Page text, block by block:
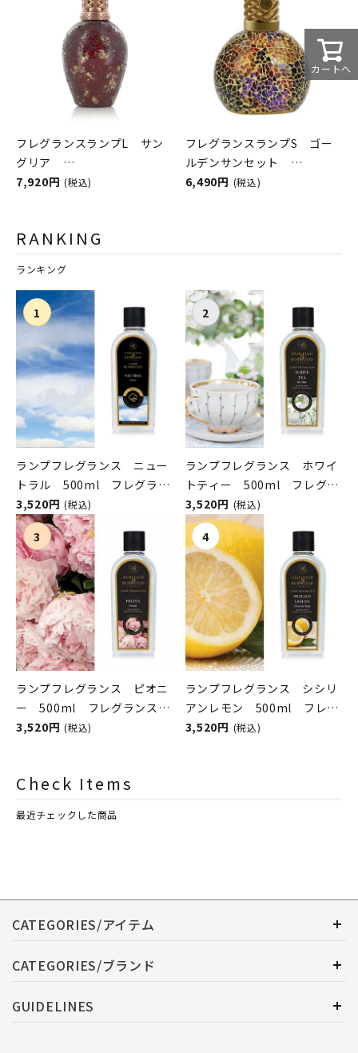
フレグランスランプL サン
グリア
ASHLEIGH&BURWOOD（ア
7,920円 (税込)
フレグランスランプS ゴー
ルデンサンセット
ASHLEIGH&BURWOOD（ア
6,490円 (税込)
RANKING
ランキング
ランプフレグランス ニュー
トラル 500ml フレグラン
スランプ用オイル
ASHLEIGH&BURWOOD（ア
シュレイアンドバーウッド）
3,520円 (税込)
ランプフレグランス ホワイ
トティー 500ml フレグラ
ンスランプ用オイル
ASHLEIGH&BURWOOD（ア
シュレイアンドバーウッド）
3,520円 (税込)
ランプフレグランス ピオニ
ー 500ml フレグランスラ
ンプ用オイル
3,520円 (税込)
ランプフレグランス シシリ
アンレモン 500ml フレグ
ランスランプ用オイル
3,520円 (税込)
Check Items
最近チェックした商品
カートへ
CATEGORIES/アイテム
CATEGORIES/ブランド
GUIDELINES